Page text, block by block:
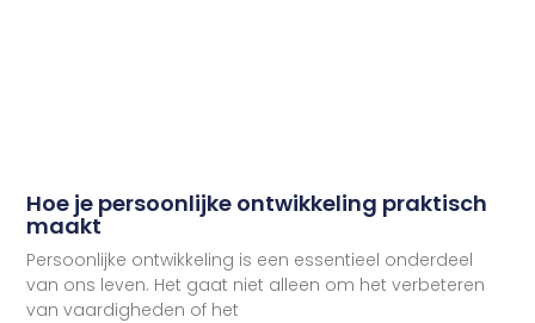
Hoe je persoonlijke ontwikkeling praktisch
maakt
Persoonlijke ontwikkeling is een essentieel onderdeel
van ons leven. Het gaat niet alleen om het verbeteren
van vaardigheden of het